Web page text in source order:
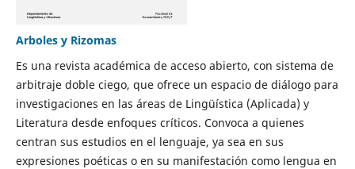
Arboles y Rizomas
Es una revista académica de acceso abierto, con sistema de
arbitraje doble ciego, que ofrece un espacio de diálogo para
investigaciones en las áreas de Lingüística (Aplicada) y
Literatura desde enfoques críticos. Convoca a quienes
centran sus estudios en el lenguaje, ya sea en sus
expresiones poéticas o en su manifestación como lengua en